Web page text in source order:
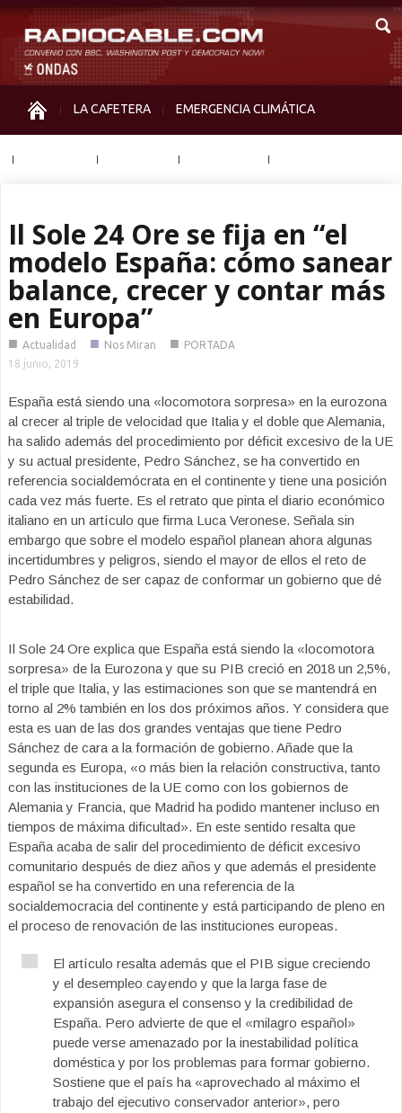
LA CAFETERA EMERGENCIA CLIMÁTICA
Il Sole 24 Ore se fija en “el
modelo España: cómo sanear
balance, crecer y contar más
en Europa”
■ Actualidad ■ Nos Miran ■ PORTADA
18 junio, 2019
España está siendo una «locomotora sorpresa» en la eurozona
al crecer al triple de velocidad que Italia y el doble que Alemania,
ha salido además del procedimiento por déficit excesivo de la UE
y su actual presidente, Pedro Sánchez, se ha convertido en
referencia socialdemócrata en el continente y tiene una posición
cada vez más fuerte. Es el retrato que pinta el diario económico
italiano en un artículo que firma Luca Veronese. Señala sin
embargo que sobre el modelo español planean ahora algunas
incertidumbres y peligros, siendo el mayor de ellos el reto de
Pedro Sánchez de ser capaz de conformar un gobierno que dé
estabilidad.
Il Sole 24 Ore explica que España está siendo la «locomotora
sorpresa» de la Eurozona y que su PIB creció en 2018 un 2,5%,
el triple que Italia, y las estimaciones son que se mantendrá en
torno al 2% también en los dos próximos años. Y considera que
esta es uan de las dos grandes ventajas que tiene Pedro
Sánchez de cara a la formación de gobierno. Añade que la
segunda es Europa, «o más bien la relación constructiva, tanto
con las instituciones de la UE como con los gobiernos de
Alemania y Francia, que Madrid ha podido mantener incluso en
tiempos de máxima dificultad». En este sentido resalta que
España acaba de salir del procedimiento de déficit excesivo
comunitario después de diez años y que además el presidente
español se ha convertido en una referencia de la
socialdemocracia del continente y está participando de pleno en
el proceso de renovación de las instituciones europeas.
El artículo resalta además que el PIB sigue creciendo
y el desempleo cayendo y que la larga fase de
expansión asegura el consenso y la credibilidad de
España. Pero advierte de que el «milagro español»
puede verse amenazado por la inestabilidad política
doméstica y por los problemas para formar gobierno.
Sostiene que el país ha «aprovechado al máximo el
trabajo del ejecutivo conservador anterior», pero